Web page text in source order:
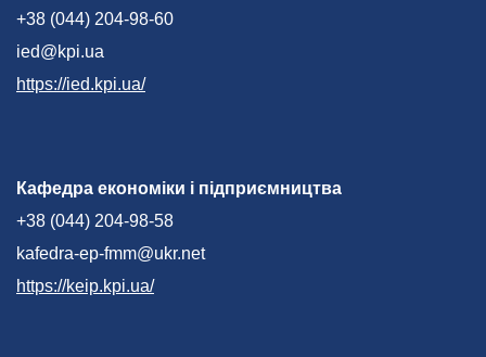
+38 (044) 204-98-60
ied@kpi.ua
https://ied.kpi.ua/
Кафедра економіки і підприємництва
+38 (044) 204-98-58
kafedra-ep-fmm@ukr.net
https://keip.kpi.ua/